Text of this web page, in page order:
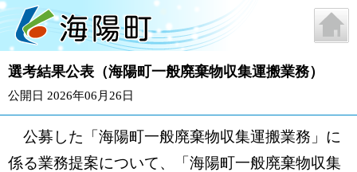
選考結果公表（海陽町一般廃棄物収集運搬業務）
公開日 2026年06月26日
公募した「海陽町一般廃棄物収集運搬業務」に
係る業務提案について、「海陽町一般廃棄物収集